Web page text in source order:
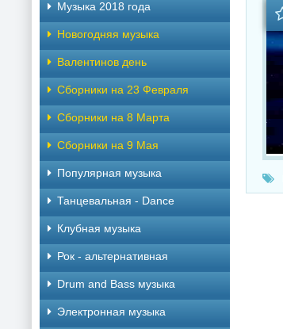
Музыка 2018 года
Новогодняя музыка
Валентинов день
Сборники на 23 Февраля
Сборники на 8 Марта
Сборники на 9 Мая
Популярная музыка
Танцевальная - Dance
Клубная музыка
Рок - альтернативная
Drum and Bass музыка
Электронная музыка